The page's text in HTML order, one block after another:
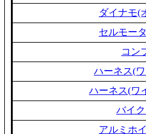
ダイナモ(
セルモー
コン
ハーネス(
ハーネス(ワ
バイ
アルミホ